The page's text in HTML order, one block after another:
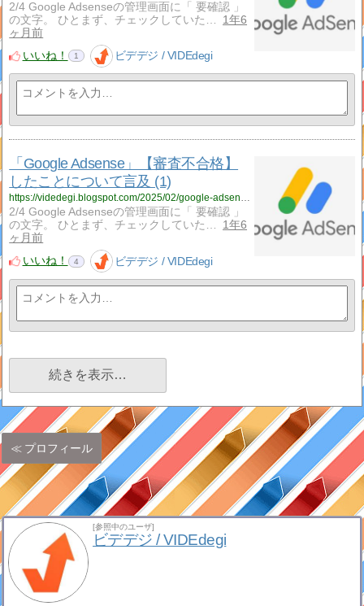
2/4 Google Adsenseの管理画面に「 要確認 」
の文字。 ひとまず、チェックしていた…
1年6
ヶ月前
いいね！
1 ビデデジ / VIDEdegi
「Google Adsense」【審査不合格】
したことについて言及 (1)
https://videdegi.blogspot.com/2025/02/google-adsense1.html
2/4 Google Adsenseの管理画面に「 要確認 」
の文字。 ひとまず、チェックしていた…
1年6
ヶ月前
いいね！
4 ビデデジ / VIDEdegi
続きを表示…
プロフィール
[参照中のユーザ]
ビデデジ / VIDEdegi